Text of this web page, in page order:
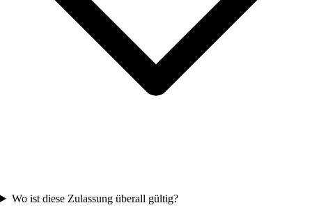
Wo ist diese Zulassung überall gültig?